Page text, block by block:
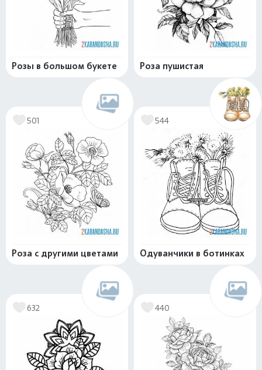
Розы в большом букете Роза пушистая
501
Роза с другими цветами
544
Одуванчики в ботинках
632 440